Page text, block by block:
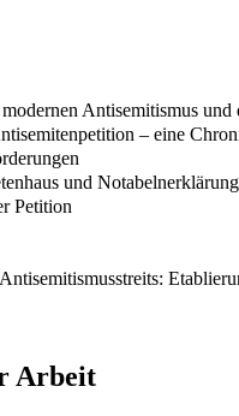
Antisemitismus und
– eine
und Notabelnerklärung
Petition
Arbeit